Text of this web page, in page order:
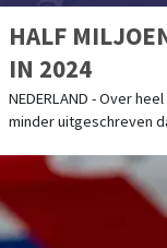
HALF
IN 2024
NEDERLAND - Over
minder uitgeschreven